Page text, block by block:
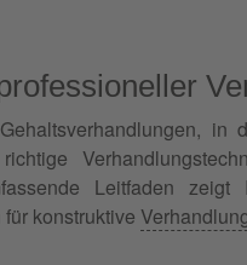
in
Leitfaden
konstruktive